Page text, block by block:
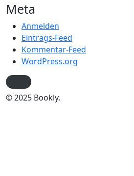
Meta
Anmelden
Eintrags-Feed
Kommentar-Feed
WordPress.org
© 2025 Bookly.